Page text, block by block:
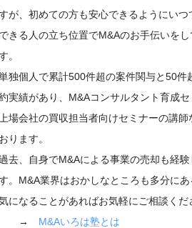
が、初めての方も安心できるようにいつ
できる人の立ち位置でM&Aのお手伝いをし
。
独個人で累計500件超の案件関与と50件
実績があり、M&Aコンサルタント育成
上場会社の買収担当者向けセミナーの講師
おります。
去、自身でM&Aによる事業の売却も経験
。M&A業界はおかしなところも多分にあ
になることがあればお気軽にご相談くだ
→ M&Aいろは塾とは